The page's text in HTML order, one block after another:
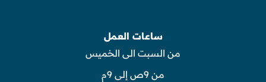
ساعات العمل
من السبت الى الخميس
من 9ص إلى 9م